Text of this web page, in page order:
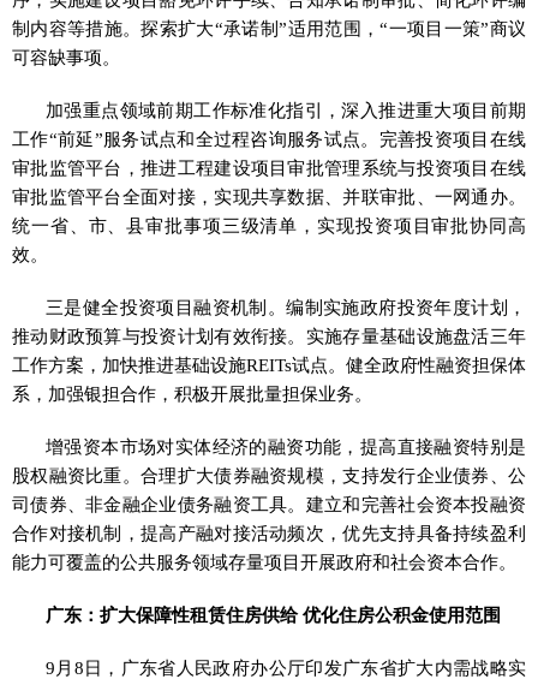
制内容等措施。探索扩大“承诺制”适用范围，“一项目一策”商议
可容缺事项。
加强重点领域前期工作标准化指引，深入推进重大项目前期
工作“前延”服务试点和全过程咨询服务试点。完善投资项目在线
审批监管平台，推进工程建设项目审批管理系统与投资项目在线
审批监管平台全面对接，实现共享数据、并联审批、一网通办。
统一省、市、县审批事项三级清单，实现投资项目审批协同高
效。
三是健全投资项目融资机制。编制实施政府投资年度计划，
推动财政预算与投资计划有效衔接。实施存量基础设施盘活三年
工作方案，加快推进基础设施REITs试点。健全政府性融资担保体
系，加强银担合作，积极开展批量担保业务。
增强资本市场对实体经济的融资功能，提高直接融资特别是
股权融资比重。合理扩大债券融资规模，支持发行企业债券、公
司债券、非金融企业债务融资工具。建立和完善社会资本投融资
合作对接机制，提高产融对接活动频次，优先支持具备持续盈利
能力可覆盖的公共服务领域存量项目开展政府和社会资本合作。
广东：扩大保障性租赁住房供给 优化住房公积金使用范围
9月8日，广东省人民政府办公厅印发广东省扩大内需战略实